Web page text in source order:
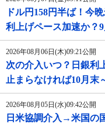
ドル円158円半ば！今
利上げペース加速か？
2026年08月06日(木)09:21公開
次の介入いつ？日銀利
止まらなければ10月末
2026年08月05日(水)09:42公開
日米協調介入→米国の